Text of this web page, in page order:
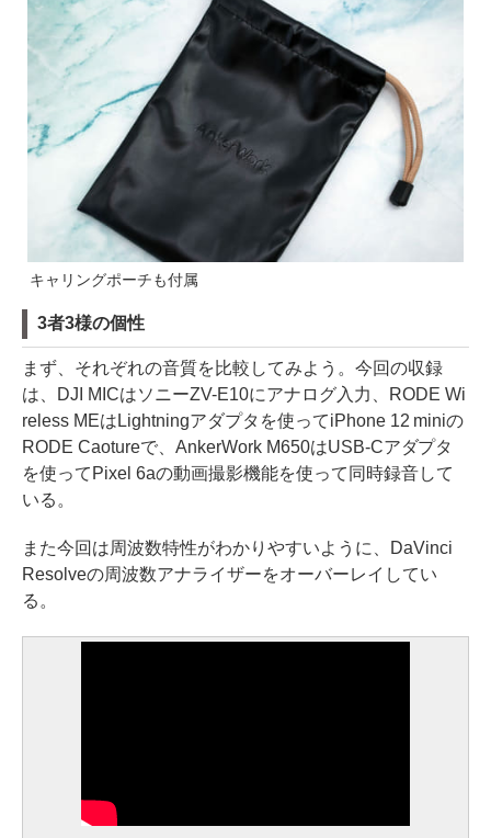
キャリングポーチも付属
3者3様の個性
まず、それぞれの音質を比較してみよう。今回の収録
は、DJI MICはソニーZV-E10にアナログ入力、RODE Wi
reless MEはLightningアダプタを使ってiPhone 12 miniの
RODE Caotureで、AnkerWork M650はUSB-Cアダプタ
を使ってPixel 6aの動画撮影機能を使って同時録音して
いる。
また今回は周波数特性がわかりやすいように、DaVinci
Resolveの周波数アナライザーをオーバーレイしてい
る。